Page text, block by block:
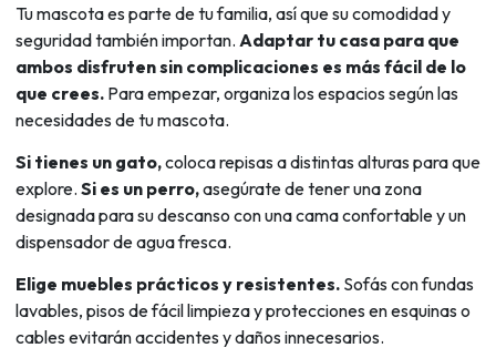
Tu mascota es parte de tu familia, así que su comodidad y
seguridad también importan. Adaptar tu casa para que
ambos disfruten sin complicaciones es más fácil de lo
que crees. Para empezar, organiza los espacios según las
necesidades de tu mascota.
Si tienes un gato,coloca repisas a distintas alturas para que
explore. Si es un perro,asegúrate de tener una zona
designada para su descanso con una cama confortable y un
dispensador de agua fresca.
Elige muebles prácticos y resistentes. Sofás con fundas
lavables, pisos de fácil limpieza y protecciones en esquinas o
cables evitarán accidentes y daños innecesarios.